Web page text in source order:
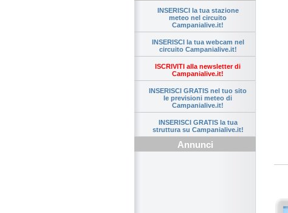
INSERISCI la tua stazione
meteo nel circuito
Campanialive.it!
INSERISCI la tua webcam nel
circuito Campanialive.it!
ISCRIVITI alla newsletter di
Campanialive.it!
INSERISCI GRATIS nel tuo sito
le previsioni meteo di
Campanialive.it!
INSERISCI GRATIS la tua
struttura su Campanialive.it!
Annunci